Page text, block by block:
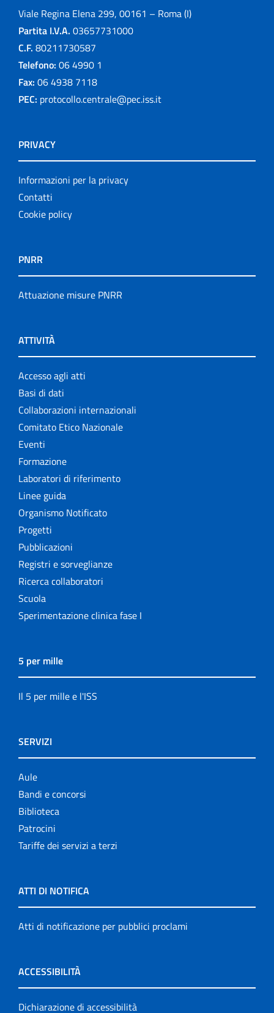
Viale Regina Elena 299, 00161 – Roma (I)
Partita I.V.A. 03657731000
C.F. 80211730587
Telefono: 06 4990 1
Fax: 06 4938 7118
PEC: protocollo.centrale@pec.iss.it
PRIVACY
Informazioni per la privacy
Contatti
Cookie policy
PNRR
Attuazione misure PNRR
ATTIVITÀ
Accesso agli atti
Basi di dati
Collaborazioni internazionali
Comitato Etico Nazionale
Eventi
Formazione
Laboratori di riferimento
Linee guida
Organismo Notificato
Progetti
Pubblicazioni
Registri e sorveglianze
Ricerca collaboratori
Scuola
Sperimentazione clinica fase I
5 per mille
Il 5 per mille e l'ISS
SERVIZI
Aule
Bandi e concorsi
Biblioteca
Patrocini
Tariffe dei servizi a terzi
ATTI DI NOTIFICA
Atti di notificazione per pubblici proclami
ACCESSIBILITÀ
Dichiarazione di accessibilità